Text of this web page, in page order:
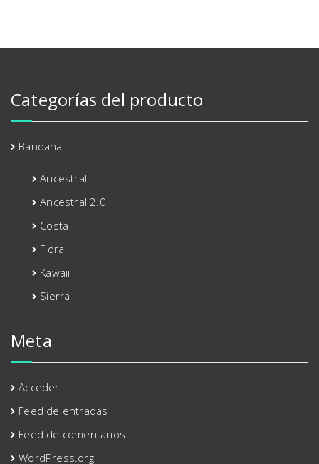
Categorías del producto
Bandana
Ancestral
Ancestral 2.0
Costa
Flora
Kawaii
Sierra
Meta
Acceder
Feed de entradas
Feed de comentarios
WordPress.org